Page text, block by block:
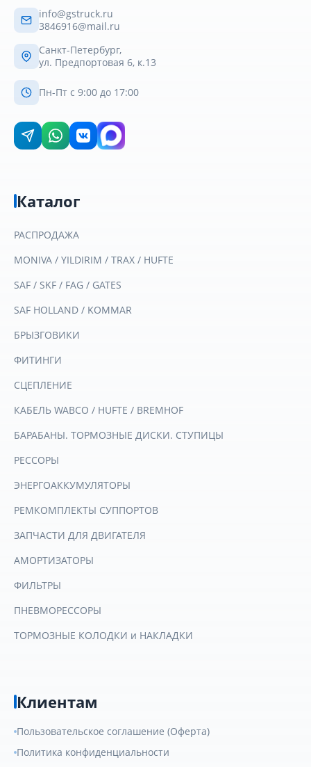
info@gstruck.ru
3846916@mail.ru
Санкт-Петербург,
ул. Предпортовая 6, к.13
Пн-Пт с 9:00 до 17:00
Каталог
РАСПРОДАЖА
MONIVA / YILDIRIM / TRAX / HUFTE
SAF / SKF / FAG / GATES
SAF HOLLAND / KOMMAR
БРЫЗГОВИКИ
ФИТИНГИ
СЦЕПЛЕНИЕ
КАБЕЛЬ WABCO / HUFTE / BREMHOF
БАРАБАНЫ. ТОРМОЗНЫЕ ДИСКИ. СТУПИЦЫ
РЕССОРЫ
ЭНЕРГОАККУМУЛЯТОРЫ
РЕМКОМПЛЕКТЫ СУППОРТОВ
ЗАПЧАСТИ ДЛЯ ДВИГАТЕЛЯ
АМОРТИЗАТОРЫ
ФИЛЬТРЫ
ПНЕВМОРЕССОРЫ
ТОРМОЗНЫЕ КОЛОДКИ и НАКЛАДКИ
Клиентам
Пользовательское соглашение (Оферта)
Политика конфиденциальности